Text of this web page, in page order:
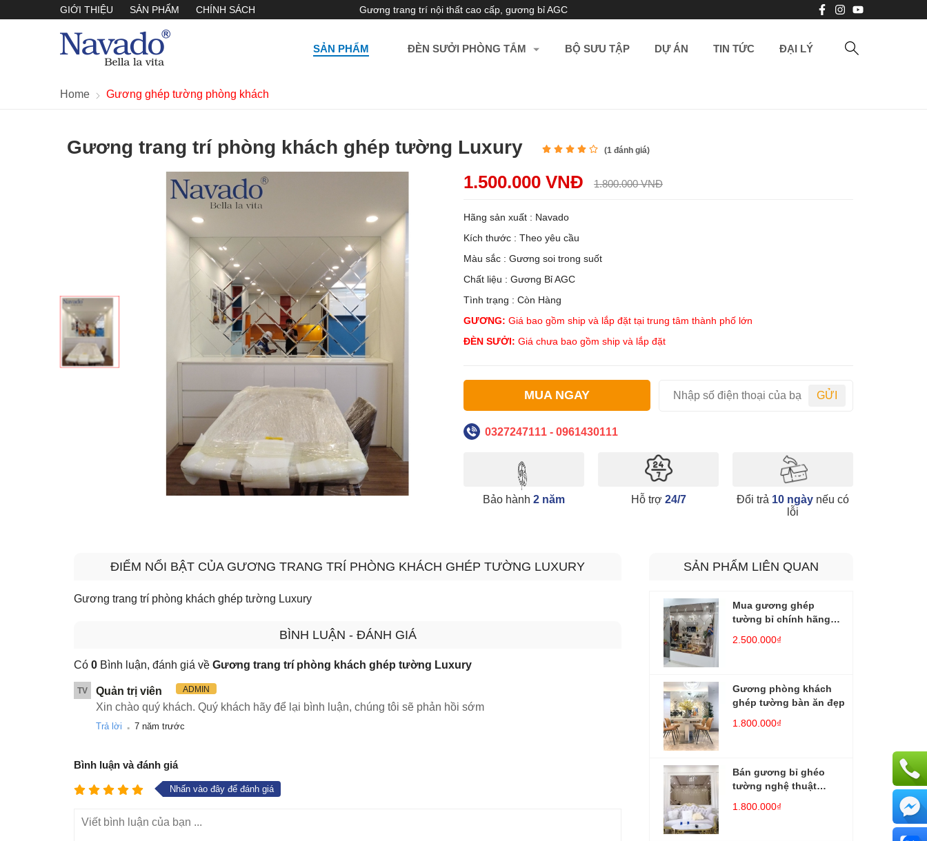
GIỚI THIỆU SẢN PHẨM CHÍNH SÁCH Gương trang trí nội thất cao cấp, gương bỉ AGC
SẢN PHẨM ĐÈN SƯỞI PHÒNG TẮM BỘ SƯU TẬP DỰ ÁN TIN TỨC ĐẠI LÝ
Home Gương ghép tường phòng khách
Gương trang trí phòng khách ghép tường Luxury (1 đánh giá)
1.500.000 VNĐ 1.800.000 VNĐ
Hãng sản xuất : Navado
Kích thước : Theo yêu cầu
Màu sắc : Gương soi trong suốt
Chất liệu : Gương Bỉ AGC
Tình trạng : Còn Hàng
GƯƠNG: Giá bao gồm ship và lắp đặt tại trung tâm thành phố lớn
ĐÈN SƯỞI: Giá chưa bao gồm ship và lắp đặt
MUA NGAY GỬI
0327247111 - 0961430111
Bảo hành 2 năm Hỗ trợ 24/7 Đổi trả 10 ngày nếu có
lỗi
ĐIỂM NỔI BẬT CỦA GƯƠNG TRANG TRÍ PHÒNG KHÁCH GHÉP TƯỜNG LUXURY
Gương trang trí phòng khách ghép tường Luxury
BÌNH LUẬN - ĐÁNH GIÁ
Có 0 Bình luận, đánh giá về Gương trang trí phòng khách ghép tường Luxury
TV Quản trị viên ADMIN
Xin chào quý khách. Quý khách hãy để lại bình luận, chúng tôi sẽ phản hồi sớm
Trả lời . 7 năm trước
Bình luận và đánh giá
Nhấn vào đây để đánh giá
SẢN PHẨM LIÊN QUAN
Mua gương ghép
tường bỉ chính hãng
2.500.000₫
Gương phòng khách
ghép tường bàn ăn đẹp
1.800.000₫
Bán gương bỉ ghéo
tường nghệ thuật
1.800.000₫